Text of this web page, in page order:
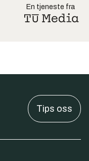
En tjeneste fra
Tips oss